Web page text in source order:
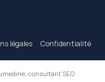
légales Confidentialité
consultant SEO